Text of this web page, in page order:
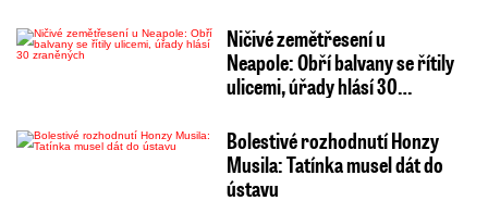
Ničivé zemětřesení u
Neapole: Obří balvany se řítily
ulicemi, úřady hlásí 30…
Bolestivé rozhodnutí Honzy
Musila: Tatínka musel dát do
ústavu